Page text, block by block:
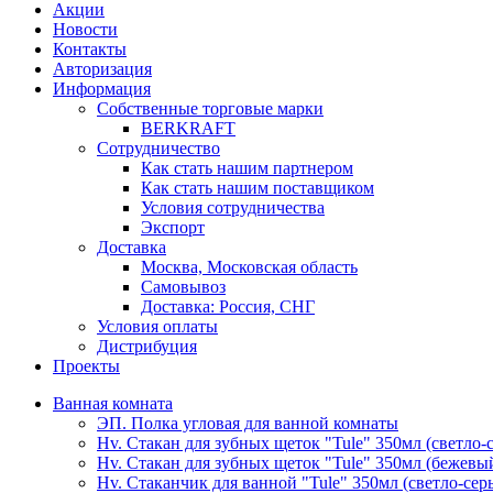
Акции
Новости
Контакты
Авторизация
Информация
Собственные торговые марки
BERKRAFT
Сотрудничество
Как стать нашим партнером
Как стать нашим поставщиком
Условия сотрудничества
Экспорт
Доставка
Москва, Московская область
Самовывоз
Доставка: Россия, СНГ
Условия оплаты
Дистрибуция
Проекты
Ванная комната
ЭП. Полка угловая для ванной комнаты
Hv. Стакан для зубных щеток "Tule" 350мл (светло-
Hv. Стакан для зубных щеток "Tule" 350мл
Hv. Стаканчик для ванной "Tule" 350мл (светло-